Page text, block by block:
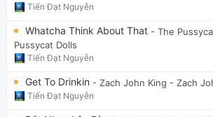
Tiến Đạt Nguyễn
Whatcha Think About That - The
Pussycat Dolls
Tiến Đạt Nguyễn
Get To Drinkin - Zach John King - Zach
Tiến Đạt Nguyễn